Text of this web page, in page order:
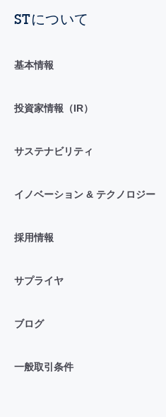
STについて
基本情報
投資家情報（IR）
サステナビリティ
イノベーション & テクノロジー
採用情報
サプライヤ
ブログ
一般取引条件